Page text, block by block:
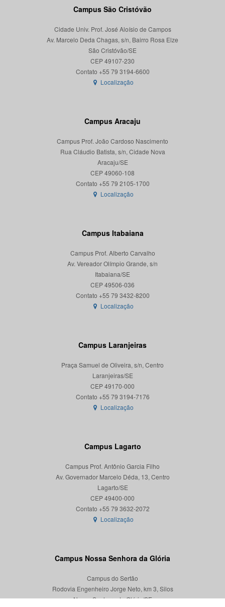
Campus São Cristóvão
Cidade Univ. Prof. José Aloísio de Campos
Av. Marcelo Deda Chagas, s/n, Bairro Rosa Elze
São Cristóvão/SE
CEP 49107-230
Localização
Campus Aracaju
Campus Prof. João Cardoso Nascimento
Rua Cláudio Batista, s/n, Cidade Nova
Aracaju/SE
CEP 49060-108
Localização
Campus Itabaiana
Campus Prof. Alberto Carvalho
Av. Vereador Olímpio Grande, s/n
Itabaiana/SE
CEP 49506-036
Localização
Campus Laranjeiras
Praça Samuel de Oliveira, s/n, Centro
Laranjeiras/SE
CEP 49170-000
Localização
Campus Lagarto
Campus Prof. Antônio Garcia Filho
Av. Governador Marcelo Déda, 13, Centro
Lagarto/SE
CEP 49400-000
Localização
Campus Nossa Senhora da Glória
Campus do Sertão
Rodovia Engenheiro Jorge Neto, km 3, Silos
Nossa Senhora da Glória/SE